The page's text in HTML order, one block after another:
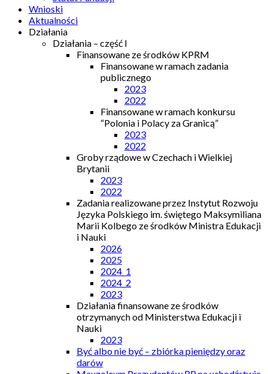
Wnioski
Aktualności
Działania
Działania – część I
Finansowane ze środków KPRM
Finansowane w ramach zadania
publicznego
2023
2022
Finansowane w ramach konkursu
“Polonia i Polacy za Granicą”
2023
2022
Groby rządowe w Czechach i Wielkiej
Brytanii
2023
2022
Zadania realizowane przez Instytut Rozwoju
Języka Polskiego im. świętego Maksymiliana
Marii Kolbego ze środków Ministra Edukacji
i Nauki
2026
2025
2024_1
2024_2
2023
Działania finansowane ze środków
otrzymanych od Ministerstwa Edukacji i
Nauki
2023
Być albo nie być – zbiórka pieniędzy oraz
darów